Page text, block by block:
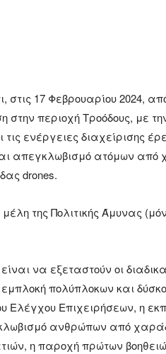
17 Φεβρουαρίου 2024,
στην περιοχή Τροόδους, με
ενέργειες διαχείρισης
απεγκλωβισμό ατόμων
drones.
της Πολιτικής Άμυνας
να εξεταστούν οι
πολύπλοκων και
Ελέγχου Επιχειρήσεων, η
ανθρώπων από
η παροχή πρώτων